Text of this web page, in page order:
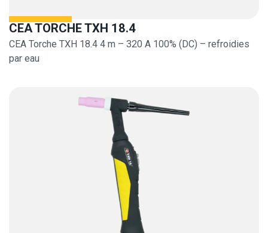
CEA TORCHE TXH 18.4
CEA Torche TXH 18.4 4 m – 320 A 100% (DC) – refroidies
par eau